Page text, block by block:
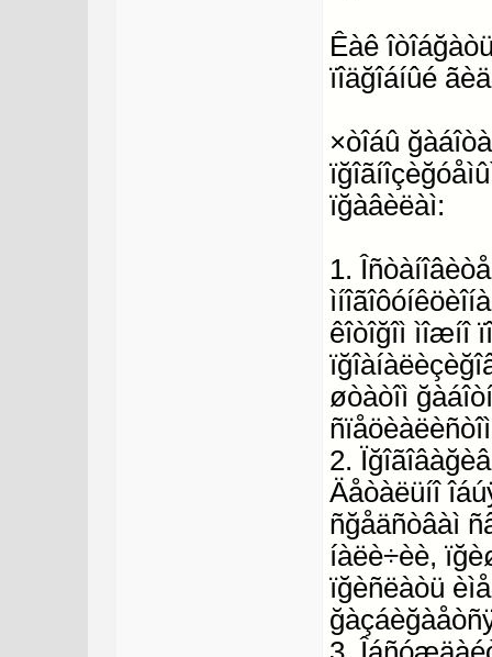
Êàê
ïîäğîáíûé ãèä
×òîáû
ïğàâèëàì:
1.
êîòîğîì ìîæíî
øòàòîì
2.
Äåòàëüíî
ñğåäñòâàì
íàëè÷èè,
ïğèñëàòü